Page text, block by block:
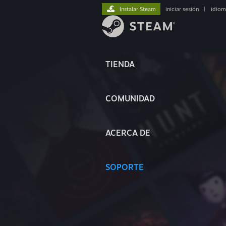
TIENDA
COMUNIDAD
ACERCA DE
SOPORTE
Instalar Steam iniciar sesión